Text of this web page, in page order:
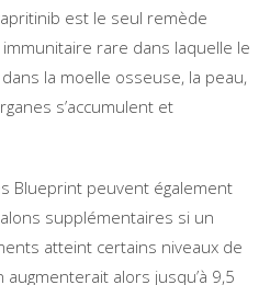
est le seul remède
rare dans laquelle le
la moelle osseuse, la peau,
s’accumulent et
Blueprint peuvent également
supplémentaires si un
atteint certains niveaux de
augmenterait alors jusqu’à 9,5